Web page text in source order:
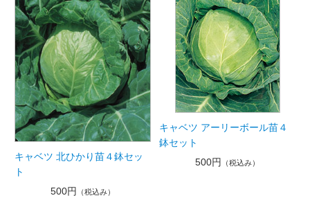
キャベツ 北ひかり苗４鉢セッ
ト
500円
（税込み）
キャベツ アーリーボール苗４
鉢セット
500円
（税込み）